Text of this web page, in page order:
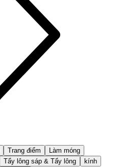
Trang điểm
Làm móng
Tẩy lông sáp & Tẩy lông
kính